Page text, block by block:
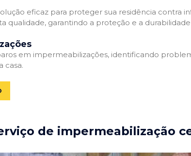
eficaz para proteger sua residência contra
qualidade, garantindo a proteção e a
em impermeabilizações, identificando
casa.
de impermeabilização